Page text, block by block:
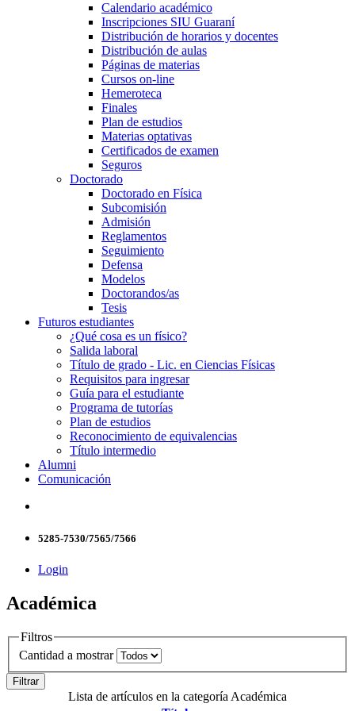
Calendario académico
Inscripciones SIU Guaraní
Distribución de horarios y docentes
Distribución de aulas
Páginas de materias
Cursos on-line
Hemeroteca
Finales
Plan de estudios
Materias optativas
Certificados de examen
Seguros
Doctorado
Doctorado en Física
Subcomisión
Admisión
Reglamentos
Seguimiento
Defensa
Modelos
Doctorandos/as
Tesis
Futuros estudiantes
¿Qué cosa es un físico?
Salida laboral
Título de grado - Lic. en Ciencias Físicas
Requisitos para ingresar
Guía para el estudiante
Programa de tutorías
Plan de estudios
Reconocimiento de equivalencias
Título intermedio
Alumni
Comunicación
5285-7530/7565/7566
Login
Académica
Filtros
Cantidad a mostrar
Filtrar
Lista de artículos en la categoría Académica